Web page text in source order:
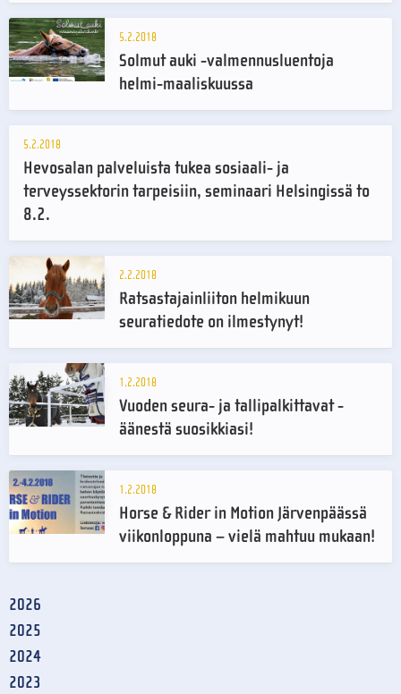
5.2.2018
Solmut auki -valmennusluentoja
helmi-maaliskuussa
5.2.2018
Hevosalan palveluista tukea sosiaali- ja
terveyssektorin tarpeisiin, seminaari Helsingissä to
8.2.
2.2.2018
Ratsastajainliiton helmikuun
seuratiedote on ilmestynyt!
1.2.2018
Vuoden seura- ja tallipalkittavat -
äänestä suosikkiasi!
1.2.2018
Horse & Rider in Motion Järvenpäässä
viikonloppuna – vielä mahtuu mukaan!
2026
2025
2024
2023